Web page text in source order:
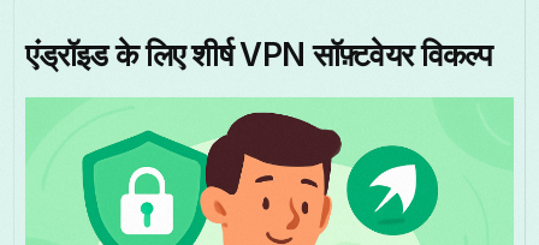
एंड्रॉइड के लिए शीर्ष VPN सॉफ़्टवेयर विकल्प